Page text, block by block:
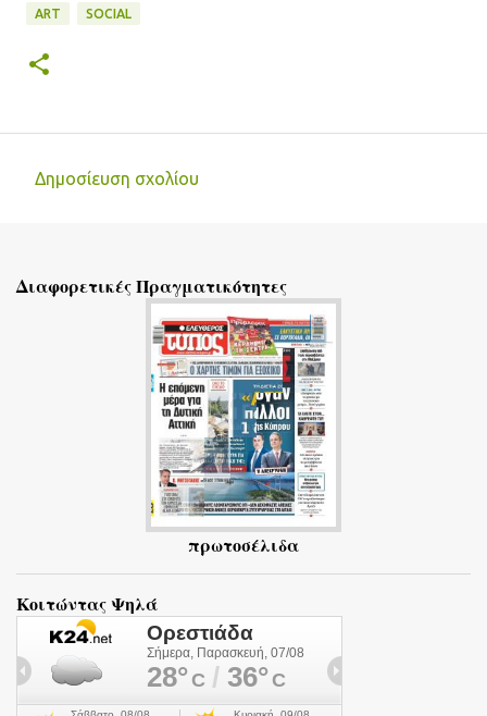
ART SOCIAL
λ
Δημοσίευση σχολίου
Διαφορετικές Πραγματικότητες
πρωτοσέλιδα
Κοιτώντας Ψηλά